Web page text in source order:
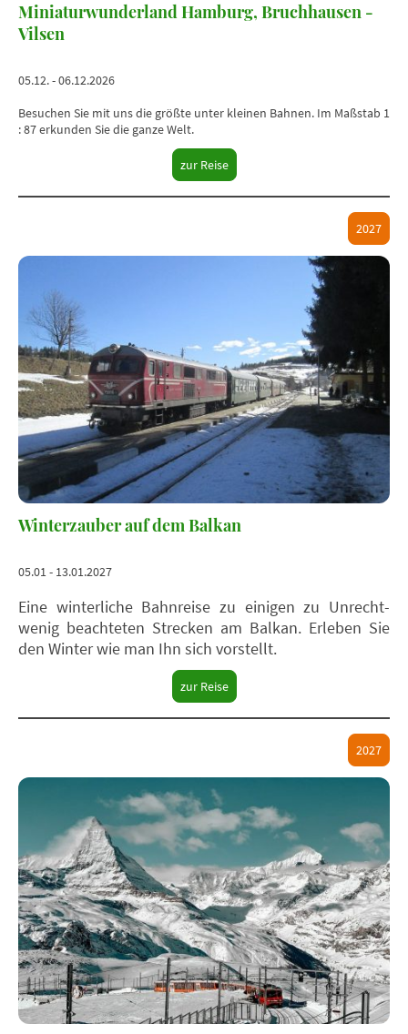
Miniaturwunderland Hamburg, Bruchhausen -
Vilsen
05.12. - 06.12.2026
Besuchen Sie mit uns die größte unter kleinen Bahnen. Im Maßstab 1
: 87 erkunden Sie die ganze Welt.
zur Reise
2027
Winterzauber auf dem Balkan
05.01 - 13.01.2027
Eine winterliche Bahnreise zu einigen zu Unrecht-
wenig beachteten Strecken am Balkan. Erleben Sie
den Winter wie man Ihn sich vorstellt.
zur Reise
2027